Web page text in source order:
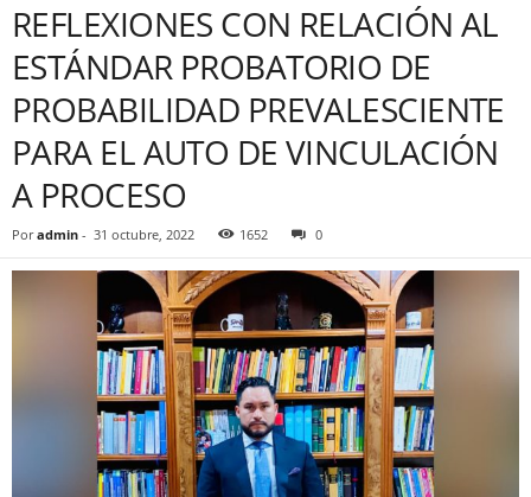
REFLEXIONES CON RELACIÓN AL
ESTÁNDAR PROBATORIO DE
PROBABILIDAD PREVALESCIENTE
PARA EL AUTO DE VINCULACIÓN
A PROCESO
Por admin - 31 octubre, 2022 1652 0